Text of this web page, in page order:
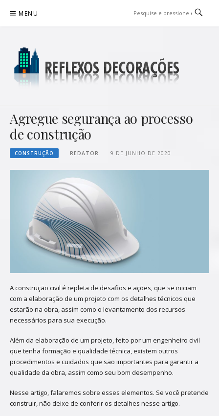
para
MENU
Agregue segurança ao processo
de construção
CONSTRUÇÃO REDATOR 9 DE JUNHO DE 2020
A construção civil é repleta de desafios e ações, que se iniciam
com a elaboração de um projeto com os detalhes técnicos que
estarão na obra, assim como o levantamento dos recursos
necessários para sua execução.
Além da elaboração de um projeto, feito por um engenheiro civil
que tenha formação e qualidade técnica, existem outros
procedimentos e cuidados que são importantes para garantir a
qualidade da obra, assim como seu bom desempenho.
Nesse artigo, falaremos sobre esses elementos. Se você pretende
construir, não deixe de conferir os detalhes nesse artigo.